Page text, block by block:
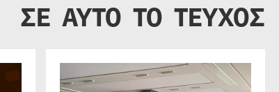
ΣΕ ΑΥΤΟ ΤΟ ΤΕΥΧΟΣ